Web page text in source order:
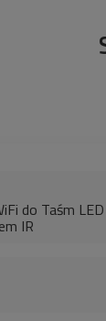
do Taśm
IR